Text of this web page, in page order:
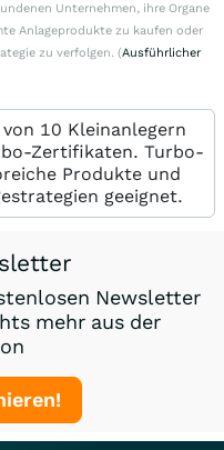
Unternehmen, ihre Organe
Anlageprodukte zu kaufen oder
zu verfolgen. (Ausführlicher
10 Kleinanlegern
Zertifikaten. Turbo-
Produkte und
geeignet.
Newsletter
mehr aus der